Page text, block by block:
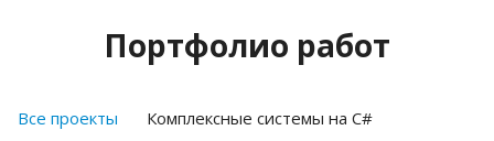
Портфолио работ
Все проекты Комплексные системы на C#